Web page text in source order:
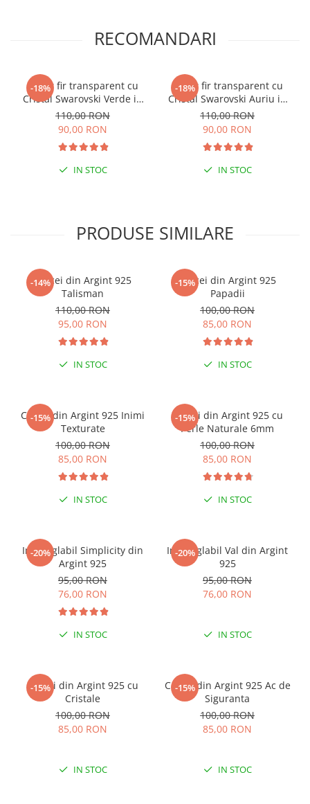
RECOMANDARI
-18%
Colier fir transparent cu
Cristal Swarovski Verde in
Caseta din Argint 925
110,00 RON
90,00 RON
IN STOC
-18%
Colier fir transparent cu
Cristal Swarovski Auriu in
Caseta din Argint 925
110,00 RON
90,00 RON
IN STOC
PRODUSE SIMILARE
-14%
Cercei din Argint 925
Talisman
110,00 RON
95,00 RON
IN STOC
-15%
Cercei din Argint 925
Papadii
100,00 RON
85,00 RON
IN STOC
-15%
Cercei din Argint 925 Inimi
Texturate
100,00 RON
85,00 RON
IN STOC
-15%
Cercei din Argint 925 cu
Perle Naturale 6mm
100,00 RON
85,00 RON
IN STOC
-20%
Inel reglabil Simplicity din
Argint 925
95,00 RON
76,00 RON
IN STOC
-20%
Inel reglabil Val din Argint
925
95,00 RON
76,00 RON
IN STOC
-15%
Cercei din Argint 925 cu
Cristale
100,00 RON
85,00 RON
IN STOC
-15%
Cercei din Argint 925 Ac de
Siguranta
100,00 RON
85,00 RON
IN STOC